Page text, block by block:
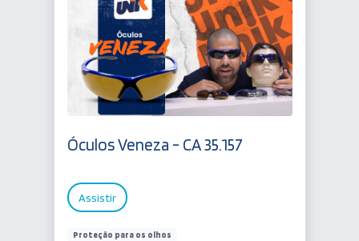
Óculos Veneza - CA 35.157
Assistir
Proteção para os olhos